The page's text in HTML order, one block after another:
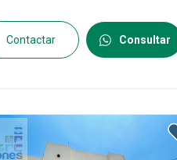
Contactar Consultar